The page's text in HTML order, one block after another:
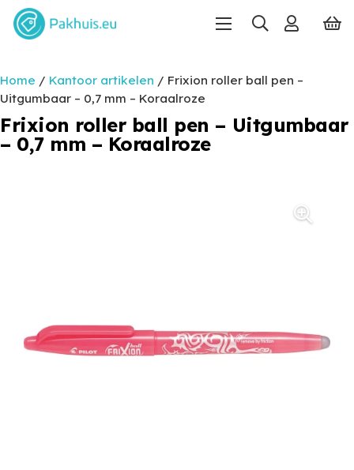
Home / Kantoor artikelen / Frixion roller ball pen –
Uitgumbaar – 0,7 mm – Koraalroze
Frixion roller ball pen – Uitgumbaar
– 0,7 mm – Koraalroze